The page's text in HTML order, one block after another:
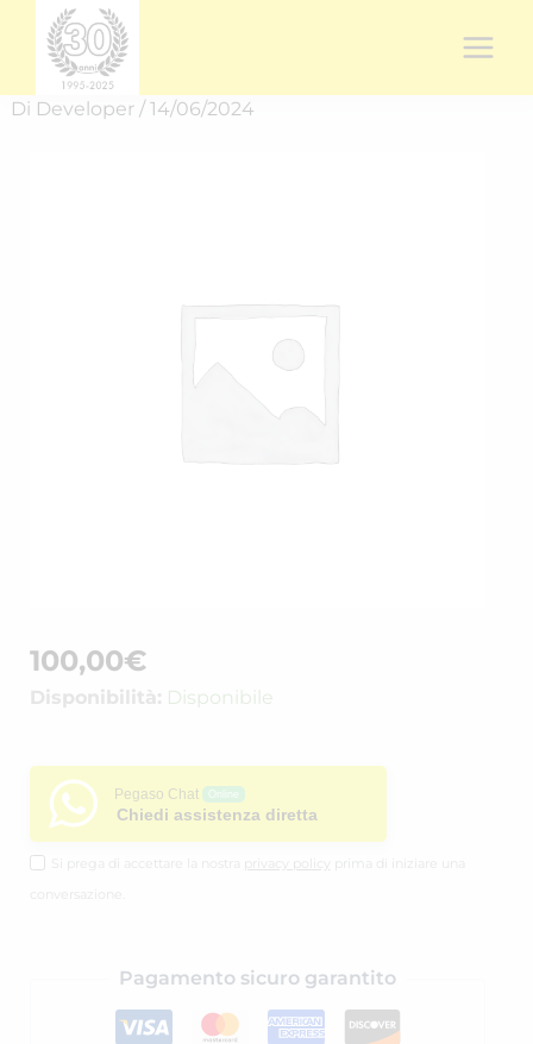
contenuto
Di Developer /14/06/2024
100,00€
Disponibilità: Disponibile
Pegaso Chat
Chiedi assistenza diretta
Si prega di accettare la nostra privacy policy
prima di iniziare una
Pagamento sicuro garantito